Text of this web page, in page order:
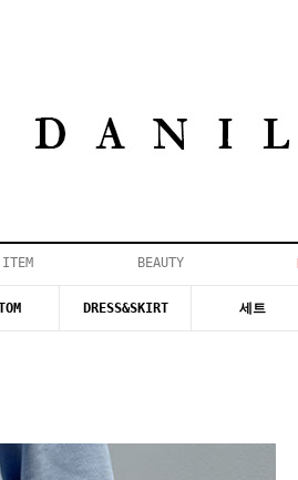
BEAUTY
DRESS&SKIRT 세트